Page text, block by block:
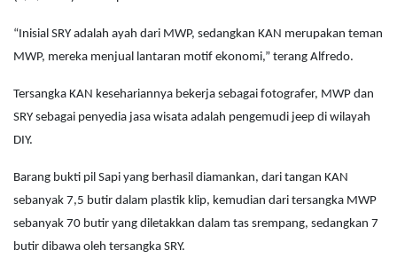
“Inisial SRY adalah ayah dari MWP, sedangkan KAN merupakan teman
MWP, mereka menjual lantaran motif ekonomi,” terang Alfredo.
Tersangka KAN kesehariannya bekerja sebagai fotografer, MWP dan
SRY sebagai penyedia jasa wisata adalah pengemudi jeep di wilayah
DIY.
Barang bukti pil Sapi yang berhasil diamankan, dari tangan KAN
sebanyak 7,5 butir dalam plastik klip, kemudian dari tersangka MWP
sebanyak 70 butir yang diletakkan dalam tas srempang, sedangkan 7
butir dibawa oleh tersangka SRY.